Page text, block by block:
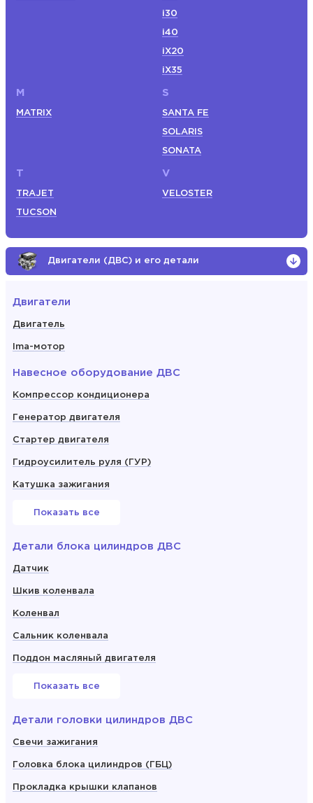
i30
i40
iX20
iX35
M
MATRIX
S
SANTA FE
SOLARIS
SONATA
T
TRAJET
TUCSON
V
VELOSTER
Двигатели (ДВС) и его детали
Двигатели
Двигатель
Ima-мотор
Навесное оборудование ДВС
Компрессор кондиционера
Генератор двигателя
Стартер двигателя
Гидроусилитель руля (ГУР)
Катушка зажигания
Показать все
Детали блока цилиндров ДВС
Датчик
Шкив коленвала
Коленвал
Сальник коленвала
Поддон масляный двигателя
Показать все
Детали головки цилиндров ДВС
Свечи зажигания
Головка блока цилиндров (ГБЦ)
Прокладка крышки клапанов